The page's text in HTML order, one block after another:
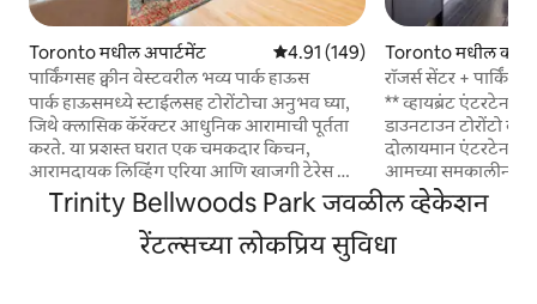
Toronto मधील अपार्टमेंट 5 पैकी 4.91 सरासरी रेटिंग, 149 रिव्ह्यूज
4.91 (149)
पार्किंगसह क्वीन वेस्टवरील भव्य पार्क हाऊस
पार्क हाऊसमध्ये स्टाईलसह टोरोंटोचा अनुभव घ्या,
जिथे क्लासिक कॅरॅक्टर आधुनिक आरामाची पूर्तता
करते. या प्रशस्त घरात एक चमकदार किचन,
आरामदायक लिव्हिंग एरिया आणि खाजगी टेरेस आहे
- जे शहरामध्ये एका दिवसानंतर न विरंगुळ्यासाठी
परिपूर्ण आहे. ट्रिनिटी बेलवुड्सजवळ क्वीन वेस्टमध्ये
स्थित, तुम्ही बुटीक, डायनिंग आणि
नाईटलाईफमधील पायऱ्या आहात. क्वीन आणि
Toronto मधील काँडो
रॉजर्स सेंटर +
** व्हायब्रंट
डाउनटाउन टोरोंटो काँडो ** टोरोंटो
दोलायमान एंटरटेनमेंट
आमच्या समकालीन
चमकदार डिझाईन
अभिमान बाळगून,
युनिट जास्तीत जास्त
रिट्रीट ऑफर करते.
Trinity Bellwoods Park जवळील व्हेकेशन
रेंटल्सच्या लोकप्रिय सुविधा